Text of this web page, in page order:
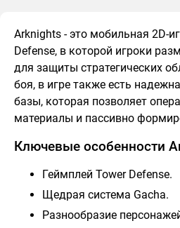
Arknights - это мобильная 2D-
Defense, в которой игроки
для защиты стратегических
боя, в игре также есть
базы, которая позволяет
материалы и пассивно
Ключевые особенности
Геймплей Tower Defense.
Щедрая система Gacha.
Разнообразие